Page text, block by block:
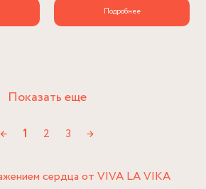
Подробнее
Показать еще
← 1 2 3 →
сердца от VIVA LA VIKA